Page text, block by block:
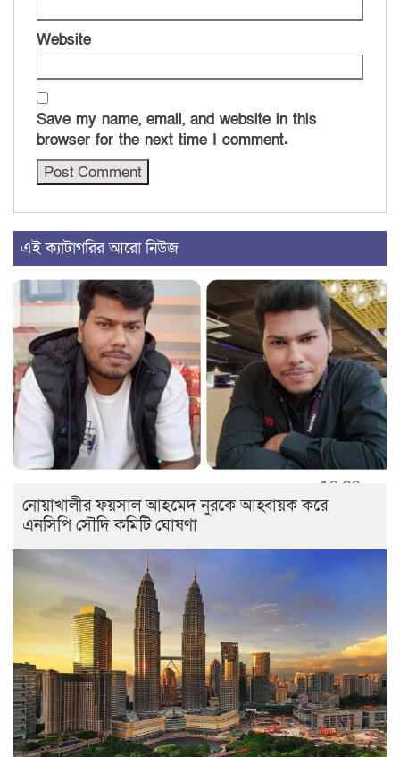
Website
Save my name, email, and website in this
browser for the next time I comment.
এই ক্যাটাগরির আরো নিউজ
নোয়াখালীর ফয়সাল আহমেদ নুরকে আহ্বায়ক করে
এনসিপি সৌদি কমিটি ঘোষণা